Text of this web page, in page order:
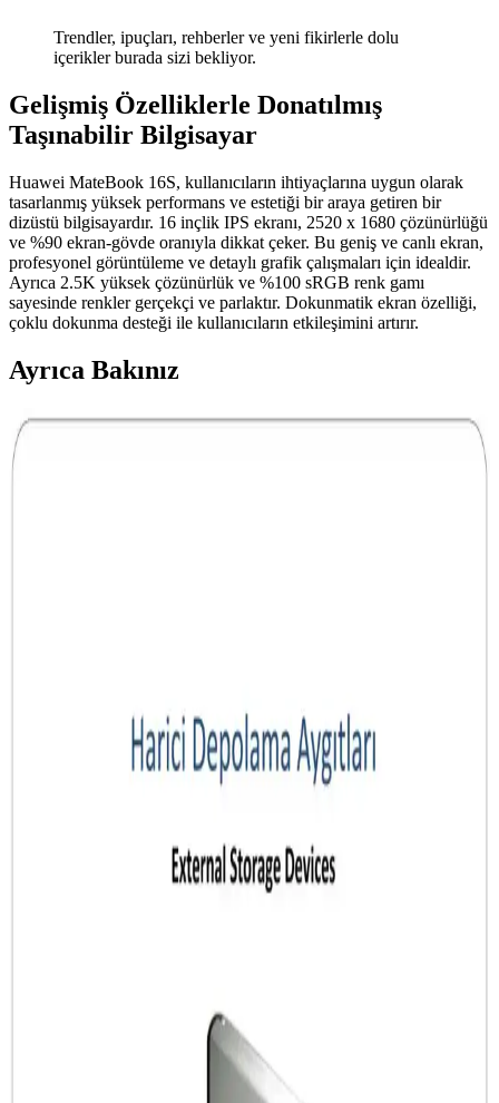
Trendler, ipuçları, rehberler ve yeni fikirlerle dolu
içerikler burada sizi bekliyor.
Gelişmiş Özelliklerle Donatılmış
Taşınabilir Bilgisayar
Huawei MateBook 16S, kullanıcıların ihtiyaçlarına uygun olarak
tasarlanmış yüksek performans ve estetiği bir araya getiren bir
dizüstü bilgisayardır. 16 inçlik IPS ekranı, 2520 x 1680 çözünürlüğü
ve %90 ekran-gövde oranıyla dikkat çeker. Bu geniş ve canlı ekran,
profesyonel görüntüleme ve detaylı grafik çalışmaları için idealdir.
Ayrıca 2.5K yüksek çözünürlük ve %100 sRGB renk gamı
sayesinde renkler gerçekçi ve parlaktır. Dokunmatik ekran özelliği,
çoklu dokunma desteği ile kullanıcıların etkileşimini artırır.
Ayrıca Bakınız
Bilgisayarın Ani Kapanması ve Donanım
Arızalarının Elektriksel Nedenleri ve Önlemleri
Yaratıcı Profesyoneller İçin En İyi Taşınabilir
Bilgisayar Seçenekleri ve Özellikleri
modeller hakkında detaylı bilgi.
Attack Shark R1 ve Razer DeathAdder Essential
Çok Yönlü Dizüstü Bilgisayarlar: Günümüz
Teknolojisinde Çok Amaçlı Kullanımın Anahtarı